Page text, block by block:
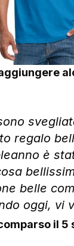
regalo
è
belle
oggi, vi
il 5